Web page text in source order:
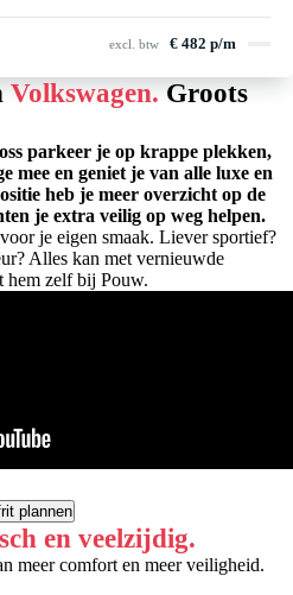
excl. btw € 482 p/m
Volkswagen.Groots
parkeer je op krappe plekken,
mee en geniet je van alle luxe en
heb je meer overzicht op de
je extra veilig op weg helpen.
je eigen smaak. Liever sportief?
Alles kan met vernieuwde
hem zelf bij Pouw.
plannen
en veelzijdig.
meer comfort en meer veiligheid.